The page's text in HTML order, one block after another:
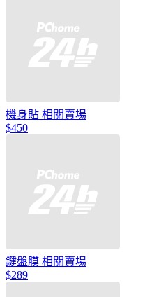
機身貼 相關賣場
$450
鍵盤膜 相關賣場
$289